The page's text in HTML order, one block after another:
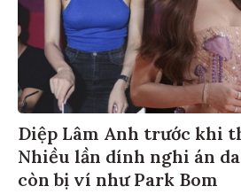
Diệp Lâm Anh trước khi
Nhiều lần dính nghi án
còn bị ví như Park Bom